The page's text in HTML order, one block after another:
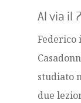
Al via il
Federico
studiato
due